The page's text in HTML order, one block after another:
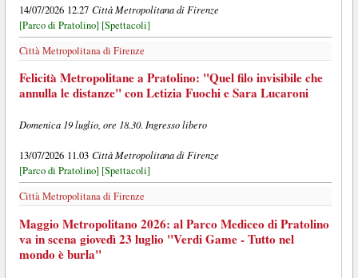
14/07/2026 12.27 Città Metropolitana di Firenze
[Parco di Pratolino] [Spettacoli]
Città Metropolitana di Firenze
Felicità Metropolitane a Pratolino: "Quel filo invisibile che
annulla le distanze" con Letizia Fuochi e Sara Lucaroni
Domenica 19 luglio, ore 18.30. Ingresso libero
13/07/2026 11.03 Città Metropolitana di Firenze
[Parco di Pratolino] [Spettacoli]
Città Metropolitana di Firenze
Maggio Metropolitano 2026: al Parco Mediceo di Pratolino
va in scena giovedì 23 luglio "Verdi Game - Tutto nel
mondo è burla"